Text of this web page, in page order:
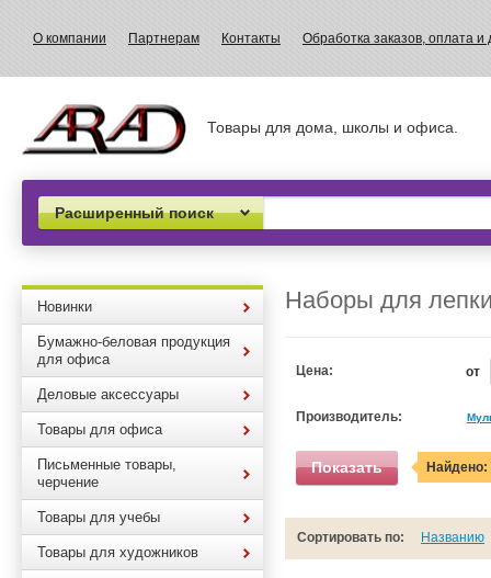
О компании Партнерам Контакты Обработка заказов, оплата и
Товары для дома, школы и офиса.
Расширенный поиск
Новинки
Бумажно-беловая продукция
для офиса
Деловые аксессуары
Товары для офиса
Письменные товары,
черчение
Товары для учебы
Товары для художников
Наборы для
Цена: от
Производитель:
Показать Найдено:
Сортировать по: Названию